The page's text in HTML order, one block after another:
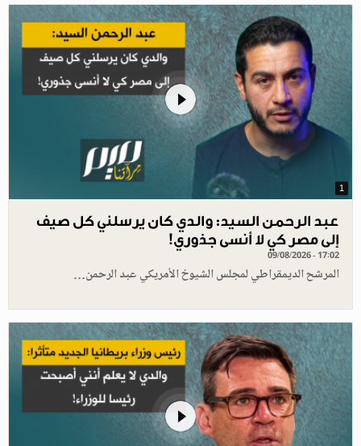
1
عبد الرحمن السيد: والدي كان يرسلني كل صيف
إلى مصر كي لا أنسى جذوري!
09/08/2026 - 17:02
المرشح الديمقراطي لمجلس الشيوخ الأمريكي عبد الرحمن…